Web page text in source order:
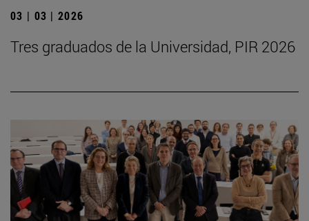
03 | 03 | 2026
Tres graduados de la Universidad, PIR 2026